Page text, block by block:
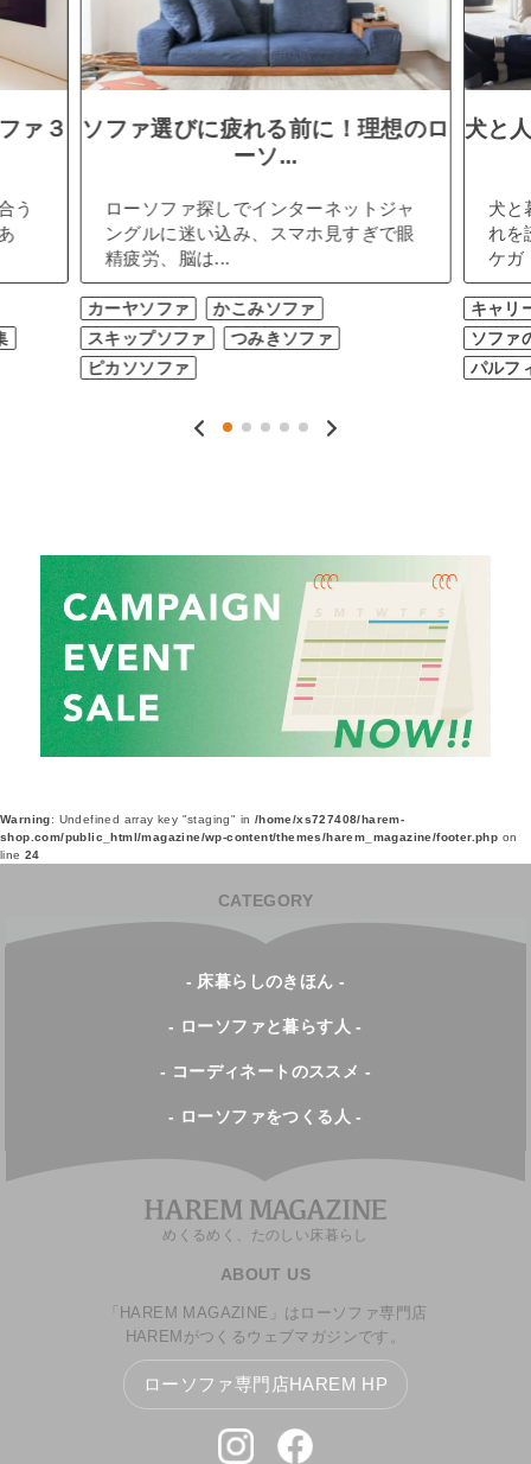
ァ３
う
ソファ選びに疲れる前に！理想のロ
ーソ...
ローソファ探しでインターネットジャ
ングルに迷い込み、スマホ見すぎで眼
精疲労、脳は...
カーヤソファ
かこみソファ
スキップソファ
つみきソファ
ピカソソファ
犬と
犬と
れを
ケガ
キャリ
ソファ
パルフ
Warning: Undefined array key "staging" in /home/xs727408/harem-
shop.com/public_html/magazine/wp-content/themes/harem_magazine/footer.php on
line 24
CATEGORY
- 床暮らしのきほん -
- ローソファと暮らす人 -
- コーディネートのススメ -
- ローソファをつくる人 -
めくるめく、たのしい床暮らし
ABOUT US
「HAREM MAGAZINE」はローソファ専門店
HAREMがつくるウェブマガジンです。
ローソファ専門店HAREM HP